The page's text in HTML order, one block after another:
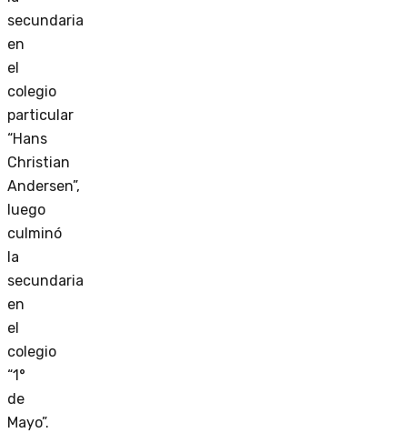
secundaria
en
el
colegio
particular
“Hans
Christian
Andersen”,
luego
culminó
la
secundaria
en
el
colegio
“1°
de
Mayo”.